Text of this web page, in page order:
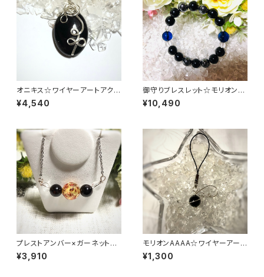
オニキス☆ワイヤーアートアクセ
サリー☆ペンダントトップ
¥4,540
御守りブレスレット☆モリオンA
AAA他
¥10,490
プレストアンバー×ガーネット×
水晶☆ネックレス
¥3,910
モリオンAAAA☆ワイヤーアート
アクセサリー☆ストラップ
¥1,300